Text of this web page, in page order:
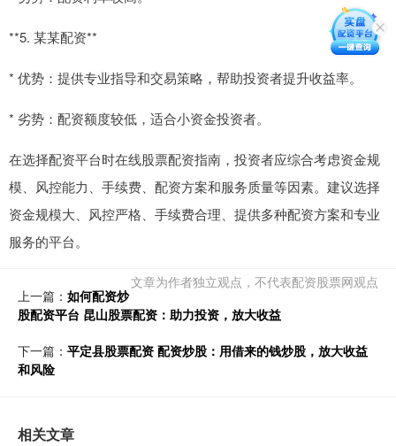
**5. 某某配资**
* 优势：提供专业指导和交易策略，帮助投资者提升收益率。
* 劣势：配资额度较低，适合小资金投资者。
在选择配资平台时在线股票配资指南，投资者应综合考虑资金规
模、风控能力、手续费、配资方案和服务质量等因素。建议选择
资金规模大、风控严格、手续费合理、提供多种配资方案和专业
服务的平台。
文章为作者独立观点，不代表配资股票网观点
上一篇： 如何配资炒
股配资平台 昆山股票配资：助力投资，放大收益
下一篇： 平定县股票配资 配资炒股：用借来的钱炒股，放大收益
和风险
相关文章